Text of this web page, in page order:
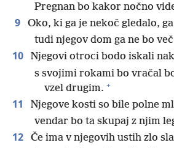
Pregnan bo kakor nočno
9
Oko, ki ga je nekoč gledalo,
tudi njegov dom ga ne bo
10
Njegovi otroci bodo iskali
s svojimi rokami bo vračal
vzel drugim. +
11
Njegove kosti so bile polne
vendar bo ta skupaj z njim
12
Če ima v njegovih ustih zlo